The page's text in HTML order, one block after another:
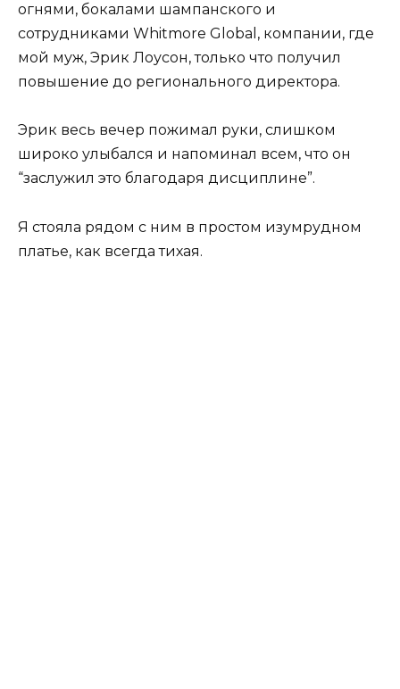
огнями, бокалами шампанского и
сотрудниками Whitmore Global, компании, где
мой муж, Эрик Лоусон, только что получил
повышение до регионального директора.
Эрик весь вечер пожимал руки, слишком
широко улыбался и напоминал всем, что он
“заслужил это благодаря дисциплине”.
Я стояла рядом с ним в простом изумрудном
платье, как всегда тихая.